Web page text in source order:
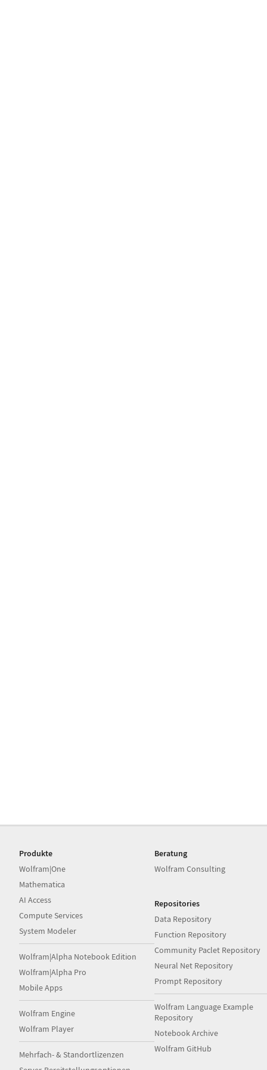
Produkte
Wolfram|One
Mathematica
AI Access
Compute Services
System Modeler
Wolfram|Alpha Notebook Edition
Wolfram|Alpha Pro
Mobile Apps
Wolfram Engine
Wolfram Player
Mehrfach- & Standortlizenzen
Beratung
Wolfram Consulting
Repositories
Data Repository
Function Repository
Community Paclet Repository
Neural Net Repository
Prompt Repository
Wolfram Language Example
Repository
Notebook Archive
Wolfram GitHub